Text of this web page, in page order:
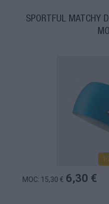
SPORTFUL MATCHY
MOC: 15,30 € 6,30 €